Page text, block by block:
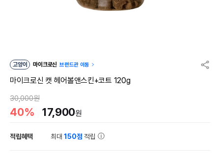
고양이 마이크로신 브랜드관 이동
마이크로신 캣 헤어볼앤스킨+코트 120g
30,000원
40% 17,900원
적립혜택 최대150점 적립